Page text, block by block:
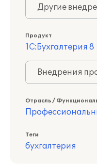
Другие
Продукт
1С:Бухгалтерия 8
Внедрения
Отрасль /
Теги
бухгалтерия